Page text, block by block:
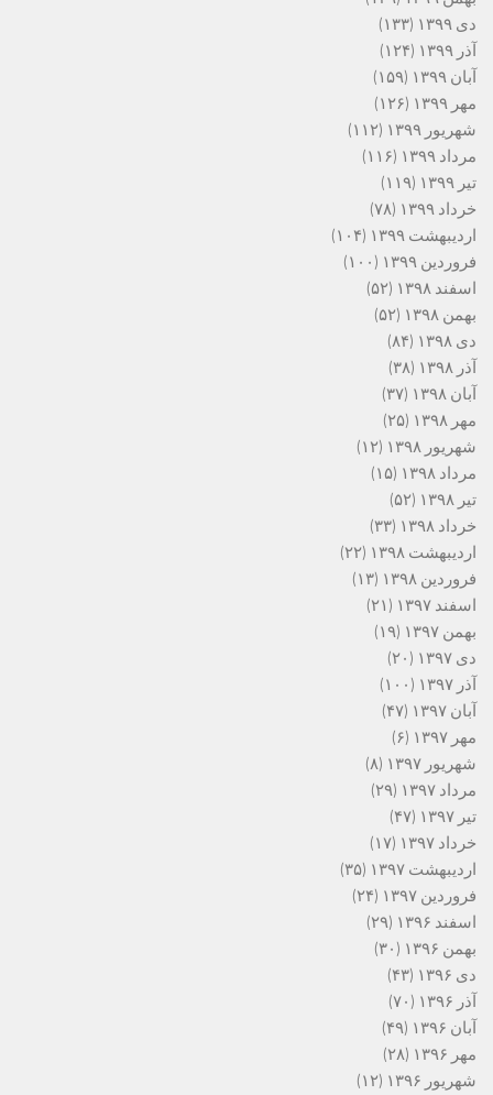
دی ۱۳۹۹
(۱۳۳)
آذر ۱۳۹۹
(۱۲۴)
آبان ۱۳۹۹
(۱۵۹)
مهر ۱۳۹۹
(۱۲۶)
شهریور ۱۳۹۹
(۱۱۲)
مرداد ۱۳۹۹
(۱۱۶)
تیر ۱۳۹۹
(۱۱۹)
خرداد ۱۳۹۹
(۷۸)
اردیبهشت ۱۳۹۹
(۱۰۴)
فروردین ۱۳۹۹
(۱۰۰)
اسفند ۱۳۹۸
(۵۲)
بهمن ۱۳۹۸
(۵۲)
دی ۱۳۹۸
(۸۴)
آذر ۱۳۹۸
(۳۸)
آبان ۱۳۹۸
(۳۷)
مهر ۱۳۹۸
(۲۵)
شهریور ۱۳۹۸
(۱۲)
مرداد ۱۳۹۸
(۱۵)
تیر ۱۳۹۸
(۵۲)
خرداد ۱۳۹۸
(۳۳)
اردیبهشت ۱۳۹۸
(۲۲)
فروردین ۱۳۹۸
(۱۳)
اسفند ۱۳۹۷
(۲۱)
بهمن ۱۳۹۷
(۱۹)
دی ۱۳۹۷
(۲۰)
آذر ۱۳۹۷
(۱۰۰)
آبان ۱۳۹۷
(۴۷)
مهر ۱۳۹۷
(۶)
شهریور ۱۳۹۷
(۸)
مرداد ۱۳۹۷
(۲۹)
تیر ۱۳۹۷
(۴۷)
خرداد ۱۳۹۷
(۱۷)
اردیبهشت ۱۳۹۷
(۳۵)
فروردین ۱۳۹۷
(۲۴)
اسفند ۱۳۹۶
(۲۹)
بهمن ۱۳۹۶
(۳۰)
دی ۱۳۹۶
(۴۳)
آذر ۱۳۹۶
(۷۰)
آبان ۱۳۹۶
(۴۹)
مهر ۱۳۹۶
(۲۸)
شهریور ۱۳۹۶
(۱۲)